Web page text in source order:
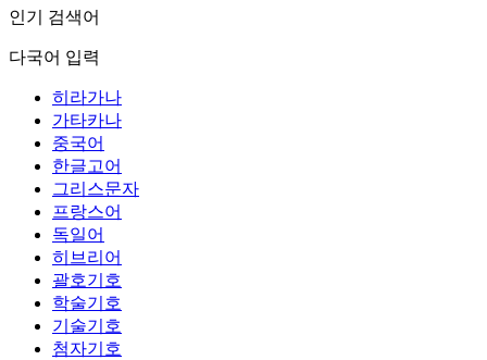
인기 검색어
다국어 입력
히라가나
가타카나
중국어
한글고어
그리스문자
프랑스어
독일어
히브리어
괄호기호
학술기호
기술기호
첨자기호